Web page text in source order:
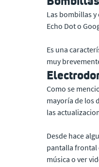
Las bombillas
Echo Dot o
Es una
muy
Como se
mayoría de los
las
Desde hace
pantalla frontal
música o ver